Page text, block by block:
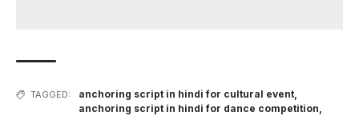
TAGGED: anchoring script in hindi for cultural event,
anchoring script in hindi for dance competition,